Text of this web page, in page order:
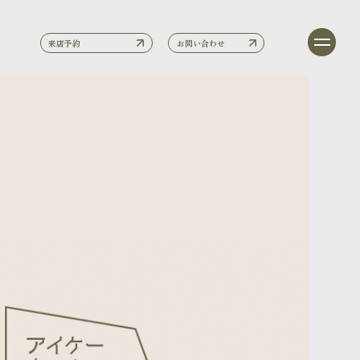
来店予約 お問い合わせ